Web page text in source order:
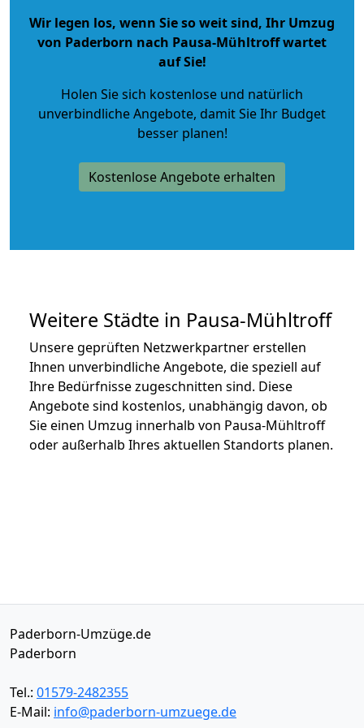
Wir legen los, wenn Sie so weit sind, Ihr Umzug
von Paderborn nach Pausa-Mühltroff wartet
auf Sie!
Holen Sie sich kostenlose und natürlich
unverbindliche Angebote, damit Sie Ihr Budget
besser planen!
Kostenlose Angebote erhalten
Weitere Städte in Pausa-Mühltroff
Unsere geprüften Netzwerkpartner erstellen
Ihnen unverbindliche Angebote, die speziell auf
Ihre Bedürfnisse zugeschnitten sind. Diese
Angebote sind kostenlos, unabhängig davon, ob
Sie einen Umzug innerhalb von Pausa-Mühltroff
oder außerhalb Ihres aktuellen Standorts planen.
Paderborn-Umzüge.de
Paderborn
Tel.: 01579-2482355
E-Mail: info@paderborn-umzuege.de